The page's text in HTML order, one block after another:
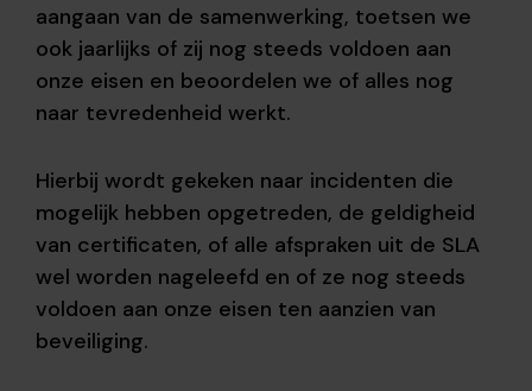
aangaan van de samenwerking, toetsen we
ook jaarlijks of zij nog steeds voldoen aan
onze eisen en beoordelen we of alles nog
naar tevredenheid werkt.
Hierbij wordt gekeken naar incidenten die
mogelijk hebben opgetreden, de geldigheid
van certificaten, of alle afspraken uit de SLA
wel worden nageleefd en of ze nog steeds
voldoen aan onze eisen ten aanzien van
beveiliging.